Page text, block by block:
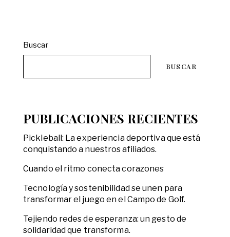
Buscar
BUSCAR
PUBLICACIONES RECIENTES
Pickleball: La experiencia deportiva que está
conquistando a nuestros afiliados.
Cuando el ritmo conecta corazones
Tecnología y sostenibilidad se unen para
transformar el juego en el Campo de Golf.
Tejiendo redes de esperanza: un gesto de
solidaridad que transforma.